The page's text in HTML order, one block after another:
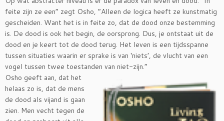
feite zijn ze een” zegt Osho, “Alleen de logica heeft ze kunstmatig
gescheiden. Want het is in feite zo, dat de dood onze bestemming
is. De dood is ook het begin, de oorsprong. Dus, je ontstaat uit de
dood en je keert tot de dood terug. Het leven is een tijdsspanne
tussen situaties waarin er sprake is van ‘niets’, de vlucht van een
vogel tussen twee toestanden van niet-zijn.”
Osho geeft aan, dat het
helaas zo is, dat de mens
de dood als vijand is gaan
zien. Men vecht tegen de